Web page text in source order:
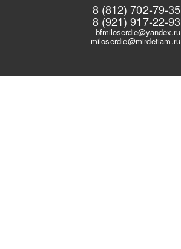
8 (812) 702-79-35
8 (921) 917-22-93
bfmiloserdie@yandex.ru
miloserdie@mirdetiam.ru